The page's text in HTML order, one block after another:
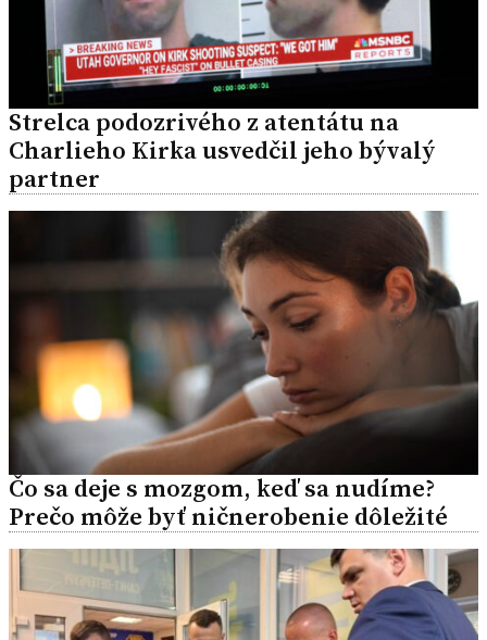
Strelca podozrivého z atentátu na
Charlieho Kirka usvedčil jeho bývalý
partner
Čo sa deje s mozgom, keď sa nudíme?
Prečo môže byť ničnerobenie dôležité